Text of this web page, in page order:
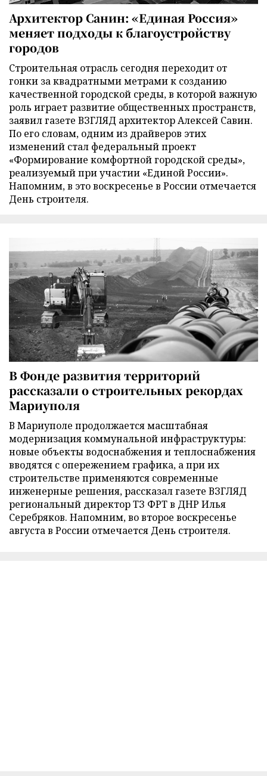
Архитектор Санин: «Единая Россия»
меняет подходы к благоустройству
городов
Строительная отрасль сегодня переходит от
гонки за квадратными метрами к созданию
качественной городской среды, в которой важную
роль играет развитие общественных пространств,
заявил газете ВЗГЛЯД архитектор Алексей Савин.
По его словам, одним из драйверов этих
изменений стал федеральный проект
«Формирование комфортной городской среды»,
реализуемый при участии «Единой России».
Напомним, в это воскресенье в России отмечается
День строителя.
В Фонде развития территорий
рассказали о строительных рекордах
Мариуполя
В Мариуполе продолжается масштабная
модернизация коммунальной инфраструктуры:
новые объекты водоснабжения и теплоснабжения
вводятся с опережением графика, а при их
строительстве применяются современные
инженерные решения, рассказал газете ВЗГЛЯД
региональный директор ТЗ ФРТ в ДНР Илья
Серебряков. Напомним, во второе воскресенье
августа в России отмечается День строителя.